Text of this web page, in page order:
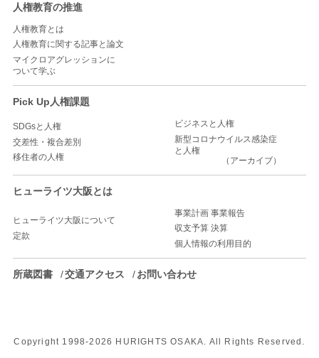
人権教育の推進
人権教育とは
人権教育に関する記事と論文
マイクロアグレッションに
ついて学ぶ
Pick Up人権課題
SDGsと人権
交差性・複合差別
移住者の人権
ビジネスと人権
新型コロナウイルス感染症
と人権
（アーカイブ）
ヒューライツ大阪とは
ヒューライツ大阪について
定款
事業計画 事業報告
収支予算 決算
個人情報の利用目的
所蔵図書 交通アクセス お問い合わせ
Copyright 1998-2026 HURIGHTS OSAKA. All Rights Reserved.